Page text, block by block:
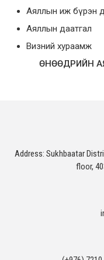
Аяллын иж бүрэн
Аяллын даатгал
Визний хураамж
ӨНӨӨДРИЙН
Address: Sukhbaatar
floor,